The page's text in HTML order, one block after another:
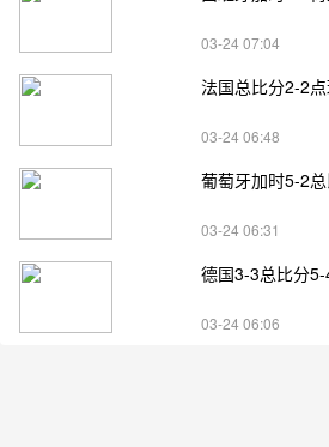
03-24 07:04
03-24 06:48
03-24 06:31
03-24 06:06